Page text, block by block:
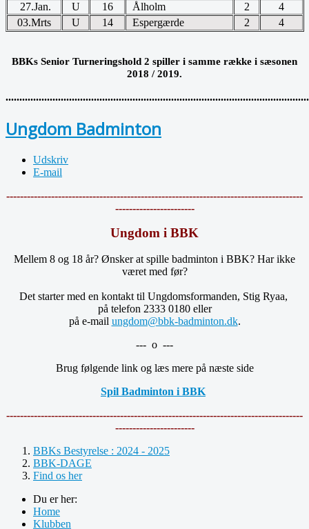
27.Jan.
U 16 Ålholm 2
4
03.Mrts
U 14 Espergærde 2 4
BBKs Senior Turneringshold 2 spiller i samme række i sæsonen
2018 / 2019.
Ungdom Badminton
Udskriv
E-mail
--------------------------------------------------------------------------------------
-----------------------
Ungdom i BBK
Mellem 8 og 18 år? Ønsker at spille badminton i BBK? Har ikke
været med før?
Det starter med en kontakt til Ungdomsformanden, Stig Ryaa,
på telefon 2333 0180 eller
på e-mail ungdom@bbk-badminton.dk.
--- o ---
Brug følgende link og læs mere på næste side
Spil Badminton i BBK
--------------------------------------------------------------------------------------
-----------------------
BBKs Bestyrelse : 2024 - 2025
BBK-DAGE
Find os her
Du er her:
Home
Klubben